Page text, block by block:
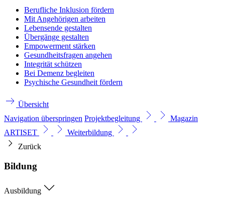
Berufliche Inklusion fördern
Mit Angehörigen arbeiten
Lebensende gestalten
Übergänge gestalten
Empowerment stärken
Gesundheitsfragen angehen
Integrität schützen
Bei Demenz begleiten
Psychische Gesundheit fördern
Übersicht
Navigation überspringen Projektbegleitung
Magazin
ARTISET
Weiterbildung
Zurück
Bildung
Ausbildung